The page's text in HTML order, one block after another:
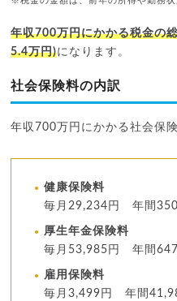
年収700万円にかかる税金の
5.4万円)になります。
社会保険料の内訳
年収700万円にかかる社会保
健康保険料
毎月29,234円 年間
厚生年金保険料
毎月53,985円 年間
雇用保険料
毎月3,499円 年間